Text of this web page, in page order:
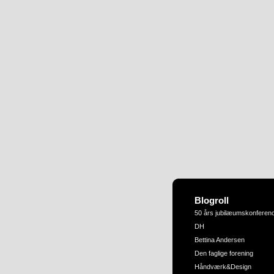
Blogroll
50 års
DH
Bettina Andersen
Den faglige forening
Håndværk&Design